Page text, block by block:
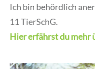
Ich bin behördlich
11 TierSchG.
Hier erfährst du mehr